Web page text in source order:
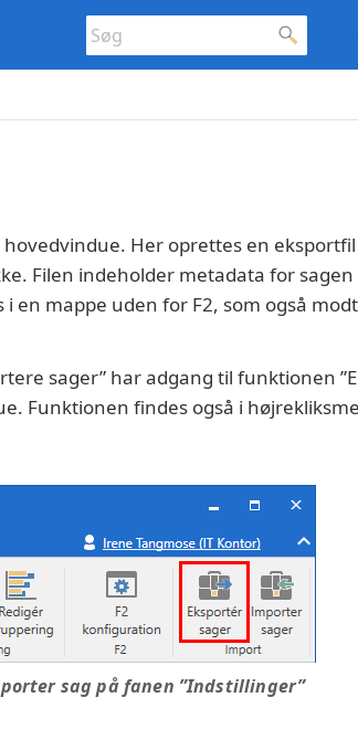
Her oprettes en
Filen indeholder metadata for
en mappe uden for F2, som også
sager” har adgang til funktionen
Funktionen findes også i
sag på fanen ”Indstillinger”